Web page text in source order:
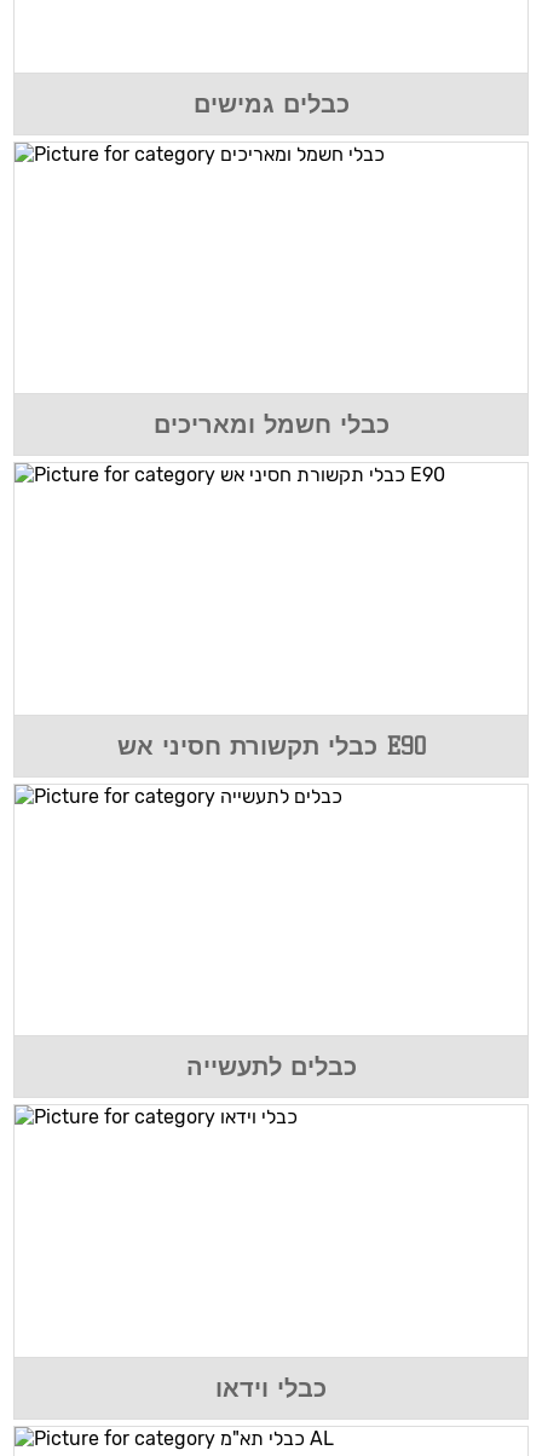
כבלים גמישים
כבלי חשמל ומאריכים
כבלי תקשורת חסיני אש E90
כבלים לתעשייה
כבלי וידאו